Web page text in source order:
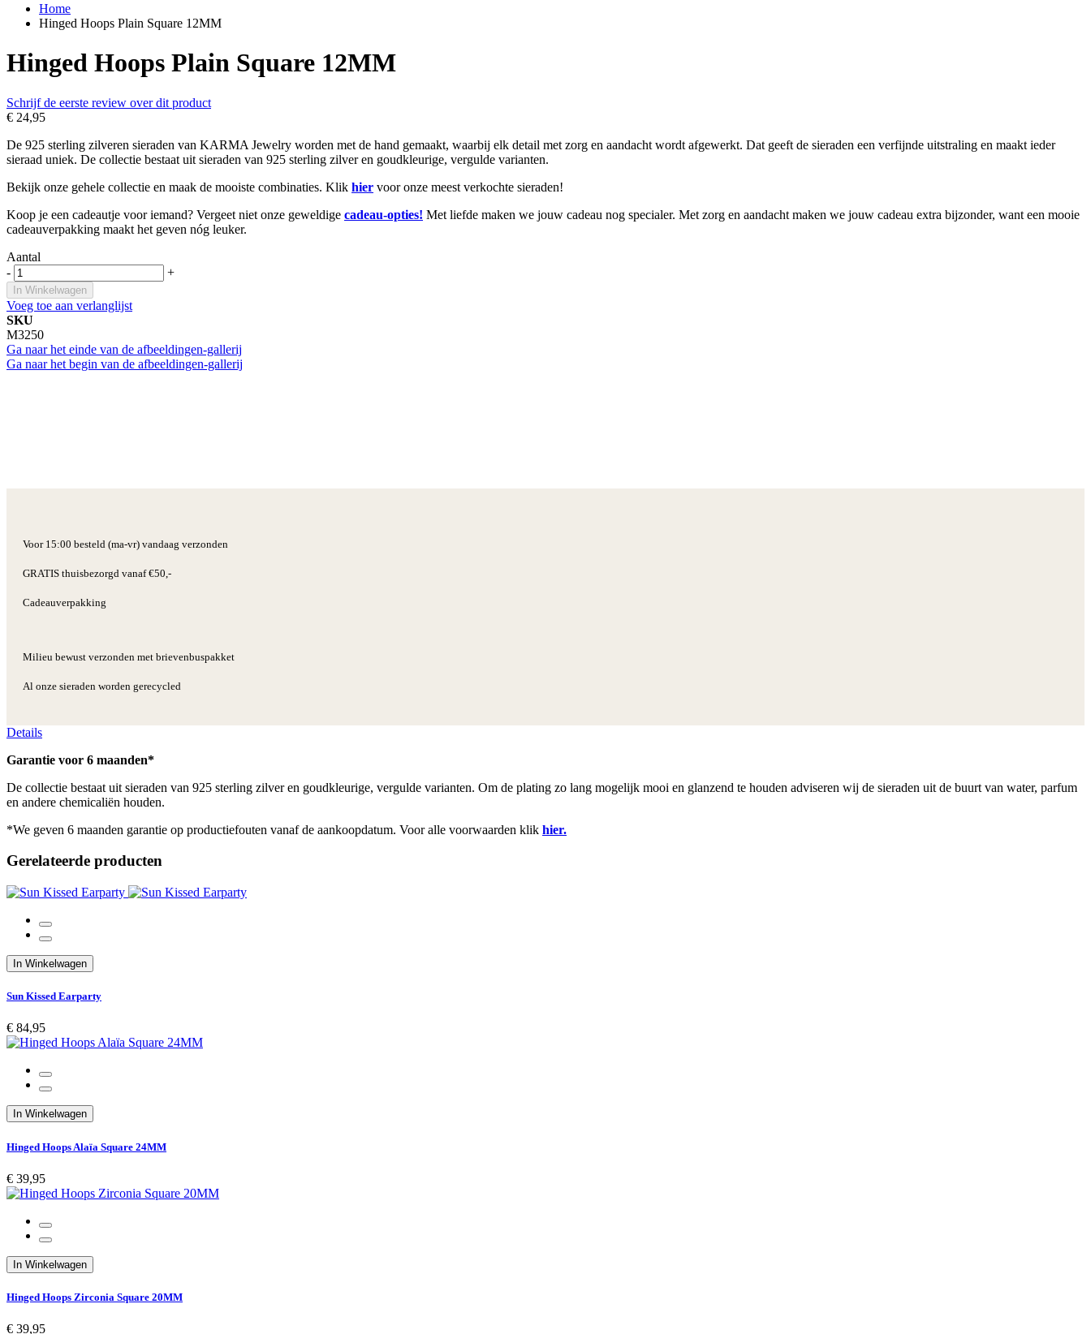
Home
Hinged Hoops Plain Square 12MM
Hinged Hoops Plain Square 12MM
Schrijf de eerste review over dit product
€ 24,95
De 925 sterling zilveren sieraden van KARMA Jewelry worden met de hand gemaakt, waarbij elk detail met zorg en aandacht wordt afgewerkt. Dat geeft de sieraden een verfijnde uitstraling en maakt ieder
sieraad uniek. De collectie bestaat uit sieraden van 925 sterling zilver en goudkleurige, vergulde varianten.
Bekijk onze gehele collectie en maak de mooiste combinaties. Klik hier voor onze meest verkochte sieraden!
Koop je een cadeautje voor iemand? Vergeet niet onze geweldige cadeau-opties! Met liefde maken we jouw cadeau nog specialer. Met zorg en aandacht maken we jouw cadeau extra bijzonder, want een mooie
cadeauverpakking maakt het geven nóg leuker.
Aantal
-
+
In Winkelwagen
Voeg toe aan verlanglijst
SKU
M3250
Ga naar het einde van de afbeeldingen-gallerij
Ga naar het begin van de afbeeldingen-gallerij
Voor 15:00 besteld (ma-vr) vandaag verzonden
GRATIS thuisbezorgd vanaf €50,-
Cadeauverpakking
Milieu bewust verzonden met brievenbuspakket
Al onze sieraden worden gerecycled
Details
Garantie voor 6 maanden*
De collectie bestaat uit sieraden van 925 sterling zilver en goudkleurige, vergulde varianten. Om de plating zo lang mogelijk mooi en glanzend te houden adviseren wij de sieraden uit de buurt van water, parfum
en andere chemicaliën houden.
*We geven 6 maanden garantie op productiefouten vanaf de aankoopdatum. Voor alle voorwaarden klik hier.
Gerelateerde producten
In Winkelwagen
Sun Kissed Earparty
€ 84,95
In Winkelwagen
Hinged Hoops Alaïa Square 24MM
€ 39,95
In Winkelwagen
Hinged Hoops Zirconia Square 20MM
€ 39,95